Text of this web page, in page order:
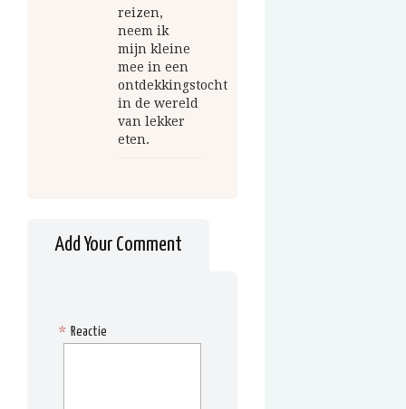
reizen,
neem ik
mijn kleine
mee in een
ontdekkingstocht
in de wereld
van lekker
eten.
Add Your Comment
Reactie
*